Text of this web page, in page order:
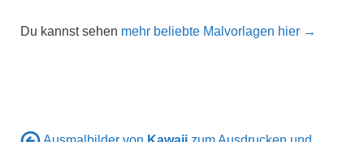
Du kannst sehen mehr beliebte Malvorlagen hier →